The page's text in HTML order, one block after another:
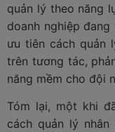
quản lý theo năng
doanh nghiệp
ưu tiên cách quản
trên tương tác,
năng mềm cho đội
Tóm lại, một khi
cách quản lý